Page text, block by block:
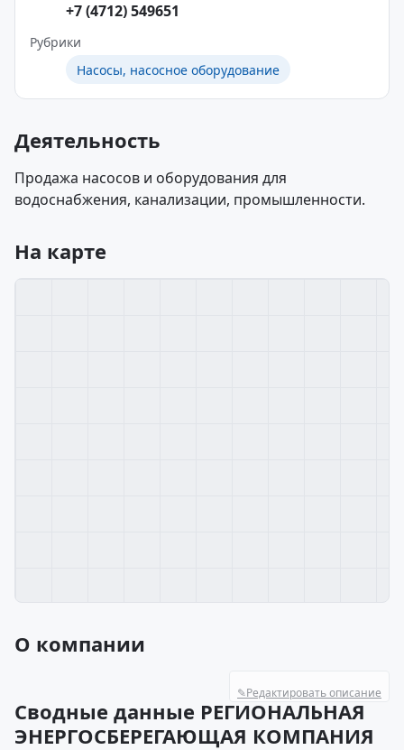
+7 (4712) 549651
Рубрики
Насосы, насосное оборудование
Деятельность
Продажа насосов и оборудования для
водоснабжения, канализации, промышленности.
На карте
О компании
✎Редактировать описание
Сводные данные РЕГИОНАЛЬНАЯ
ЭНЕРГОСБЕРЕГАЮЩАЯ КОМПАНИЯ